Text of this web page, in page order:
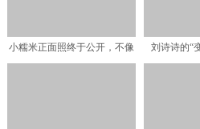
小糯米正面照终于公开，不像
刘诗诗的“